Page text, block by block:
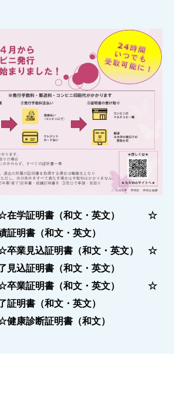
学証明書（和文・英文） ☆
証明書（和文・英文）
業見込証明書（和文・英文） ☆
見込証明書（和文・英文）
業証明書（和文・英文） ☆
証明書（和文・英文）
康診断証明書（和文）